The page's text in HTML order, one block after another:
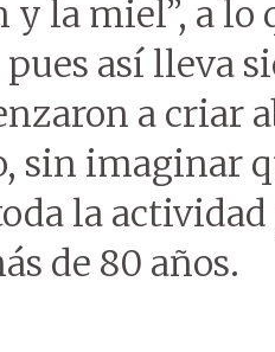
y la miel”, a
así lleva
a criar
sin imaginar
la
de 80 años.